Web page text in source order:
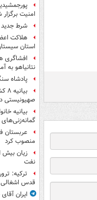
امنیت
شرط جدید
هلاکت
استان
افشاگری
نتانیاهو به
پادشاه
صهیونیستی
بیانیه
عربستان
منصوب کرد
نفت
ترکیه:
قدس اشغالی
ایران